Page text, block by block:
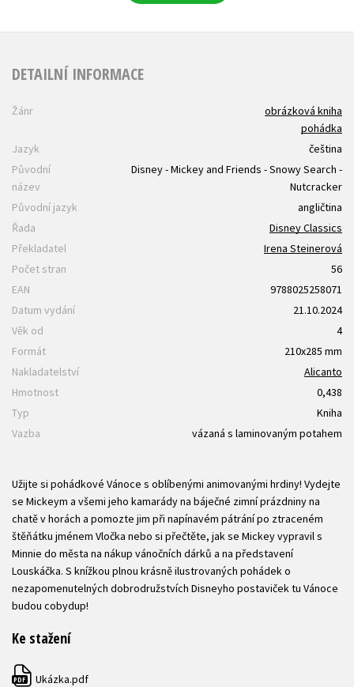
DETAILNÍ INFORMACE
Žánr
obrázková kniha
pohádka
Jazyk
čeština
Původní
název
Disney - Mickey and Friends - Snowy Search -
Nutcracker
Původní jazyk
angličtina
Řada
Disney Classics
Překladatel
Irena Steinerová
Počet stran
56
EAN
9788025258071
Datum vydání
21.10.2024
Věk od
4
Formát
210x285 mm
Nakladatelství
Alicanto
Hmotnost
0,438
Typ
Kniha
Vazba
vázaná s laminovaným potahem
Užijte si pohádkové Vánoce s oblíbenými animovanými hrdiny! Vydejte
se Mickeym a všemi jeho kamarády na báječné zimní prázdniny na
chatě v horách a pomozte jim při napínavém pátrání po ztraceném
štěňátku jménem Vločka nebo si přečtěte, jak se Mickey vypravil s
Minnie do města na nákup vánočních dárků a na představení
Louskáčka. S knížkou plnou krásně ilustrovaných pohádek o
nezapomenutelných dobrodružstvích Disneyho postaviček tu Vánoce
budou cobydup!
Ke stažení
PDF Ukázka.pdf